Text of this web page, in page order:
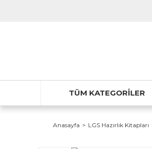
TÜM KATEGORİLER
Anasayfa LGS Hazırlık Kitapları